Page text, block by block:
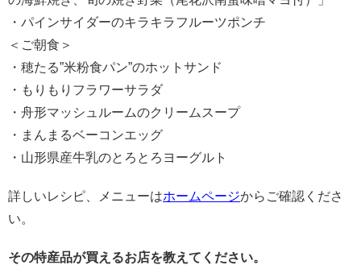
・パインサイダーのキラキラフルーツポンチ
＜ご朝食＞
・穂たる”米粉食パン”のホットサンド
・もりもりフラワーサラダ
・舟形マッシュルームのクリームスープ
・まんまるベーコンエッグ
・山形県産牛乳のとろとろヨーグルト
詳しいレシピ、メニューはホームページからご確認くださ
い。
その特産品が買えるお店を教えてください。